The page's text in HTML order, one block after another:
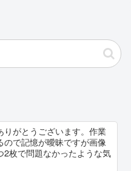
りがとうございます。作業
ので記憶が曖昧ですが画像
枚で問題なかったような気